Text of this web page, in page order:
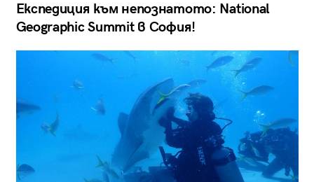
Експедиция към непознатото: National
Geographic Summit в София!